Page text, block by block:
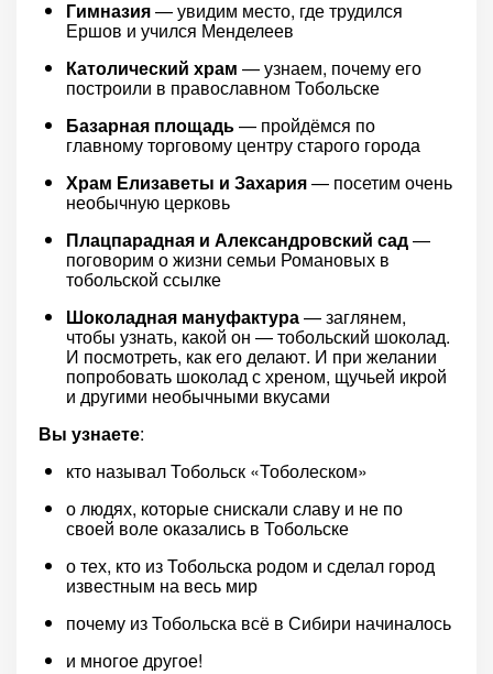
Гимназия— увидим место, где трудился
Ершов и учился Менделеев
Католический храм — узнаем, почему его
построили в православном Тобольске
Базарная площадь— пройдёмся по
главному торговому центру старого города
Храм Елизаветы и Захария— посетим очень
необычную церковь
Плацпарадная и Александровский сад—
поговорим о жизни семьи Романовых в
тобольской ссылке
Шоколадная мануфактура— заглянем,
чтобы узнать, какой он — тобольский шоколад.
И посмотреть, как его делают. И при желании
попробовать шоколад с хреном, щучьей икрой
и другими необычными вкусами
Вы узнаете:
кто называл Тобольск «Тоболеском»
о людях, которые снискали славу и не по
своей воле оказались в Тобольске
о тех, кто из Тобольска родом и сделал город
известным на весь мир
почему из Тобольска всё в Сибири начиналось
и многое другое!